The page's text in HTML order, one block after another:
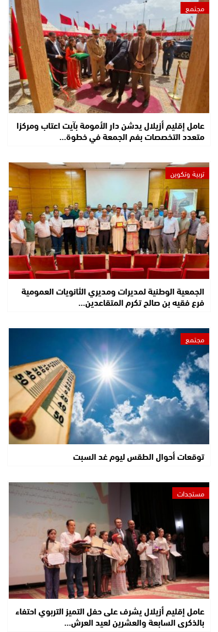
مجتمع
عامل إقليم أزيلال يدشن دار الأمومة بآيت اعتاب ومركزا
متعدد التخصصات بفم الجمعة في خطوة…
تربية وتكوين
الجمعية الوطنية لمديرات ومديري الثانويات العمومية
فرع فقيه بن صالح تكرم المتقاعدين…
مجتمع
توقعات أحوال الطقس ليوم غد السبت
مستجدات
عامل إقليم أزيلال يشرف على حفل التميز التربوي احتفاء
بالذكرى السابعة والعشرين لعيد العرش…